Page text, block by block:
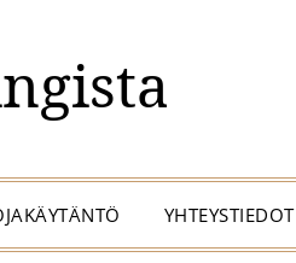
YHTEYSTIEDOT